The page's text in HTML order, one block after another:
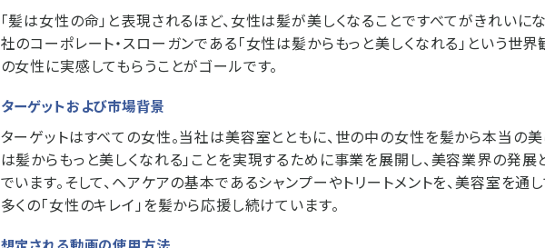
「髪は女性の命」と表現されるほど、女性は髪が美しくなることですべてがきれいにな
社のコーポレート・スローガンである「女性は髪からもっと美しくなれる」という世界
の女性に実感してもらうことがゴールです。
ターゲットおよび市場背景
ターゲットはすべての女性。当社は美容室とともに、世の中の女性を髪から本当の美
は髪からもっと美しくなれる」ことを実現するために事業を展開し、美容業界の発
でいます。そして、ヘアケアの基本であるシャンプーやトリートメントを、美容室を通
多くの「女性のキレイ」を髪から応援し続けています。